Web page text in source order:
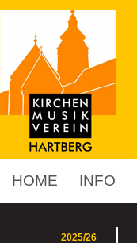
HOME INFO
2025/26